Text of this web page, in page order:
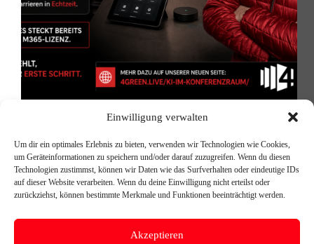
Einwilligung verwalten
Um dir ein optimales Erlebnis zu bieten, verwenden wir Technologien wie Cookies,
um Geräteinformationen zu speichern und/oder darauf zuzugreifen. Wenn du diesen
Technologien zustimmst, können wir Daten wie das Surfverhalten oder eindeutige IDs
auf dieser Website verarbeiten. Wenn du deine Einwilligung nicht erteilst oder
zurückziehst, können bestimmte Merkmale und Funktionen beeinträchtigt werden.
Akzeptieren
bleiben ungenutzt – das können Sie heute noch
besser ausgestattet als je zuvor. Microsoft Teams
Rooms, hochwertige Kameras und Mikrofone – alles
vorhanden. Und trotzdem läuft das nächste…
Michael Reischer
11. Juni 2026